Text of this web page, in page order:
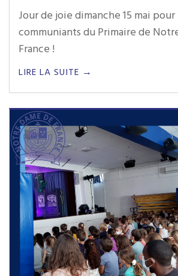
Jour de joie dimanche 15 mai
communiants du Primaire de
France !
LIRE LA SUITE →